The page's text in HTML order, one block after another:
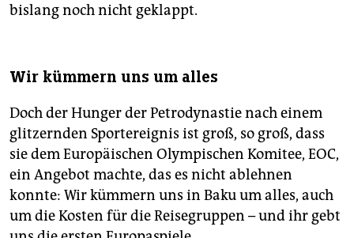
bislang noch nicht geklappt.
Wir kümmern uns um alles
Doch der Hunger der Petrodynastie nach einem
glitzernden Sportereignis ist groß, so groß, dass
sie dem Europäischen Olympischen Komitee, EOC,
ein Angebot machte, das es nicht ablehnen
konnte: Wir kümmern uns in Baku um alles, auch
um die Kosten für die Reisegruppen – und ihr gebt